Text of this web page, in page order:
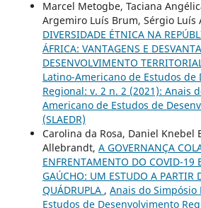
Marcel Metogbe, Taciana
Argemiro Luís Brum, Sérgio Luís
DIVERSIDADE ÉTNICA NA
ÁFRICA: VANTAGENS E
DESENVOLVIMENTO
Latino-Americano de Estudos de
Regional: v. 2 n. 2 (2021): Anais
Americano de Estudos de
(SLAEDR)
Carolina da Rosa, Daniel Knebel
Allebrandt, A GOVERNANÇA
ENFRENTAMENTO DO COVID-
GAÚCHO: UM ESTUDO A PARTIR
QUÁDRUPLA , Anais do
Estudos de Desenvolvimento